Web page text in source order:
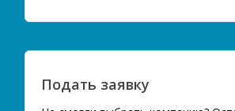
Подать заявку